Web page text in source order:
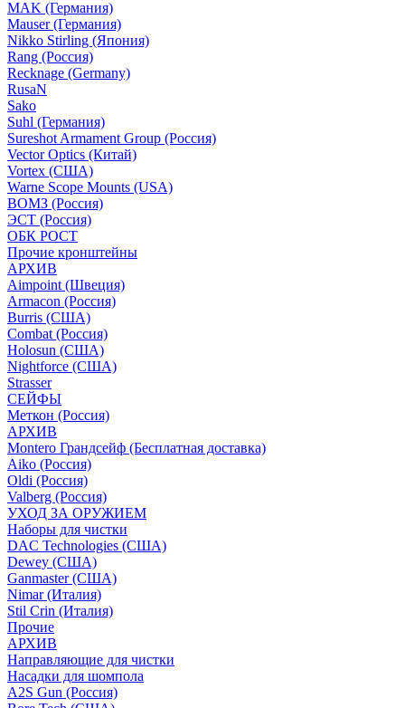
MAK (Германия)
Mauser (Германия)
Nikko Stirling (Япония)
Rang (Россия)
Recknage (Germany)
RusaN
Sako
Suhl (Германия)
Sureshot Armament Group (Россия)
Vector Optics (Китай)
Vortex (США)
Warne Scope Mounts (USA)
ВОМЗ (Россия)
ЭСТ (Россия)
ОБК РОСТ
Прочие кронштейны
АРХИВ
Aimpoint (Швеция)
Armacon (Россия)
Burris (США)
Combat (Россия)
Holosun (США)
Nightforce (США)
Strasser
СЕЙФЫ
Меткон (Россия)
АРХИВ
Montero Грандсейф (Бесплатная доставка)
Aiko (Россия)
Oldi (Россия)
Valberg (Россия)
УХОД ЗА ОРУЖИЕМ
Наборы для чистки
DAC Technologies (США)
Dewey (США)
Ganmaster (США)
Nimar (Италия)
Stil Crin (Италия)
Прочие
АРХИВ
Направляющие для чистки
Насадки для шомпола
A2S Gun (Россия)